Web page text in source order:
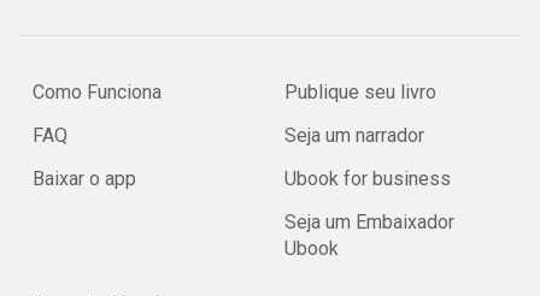
Como Funciona
FAQ
Baixar o app
Publique seu livro
Seja um narrador
Ubook for business
Seja um Embaixador
Ubook